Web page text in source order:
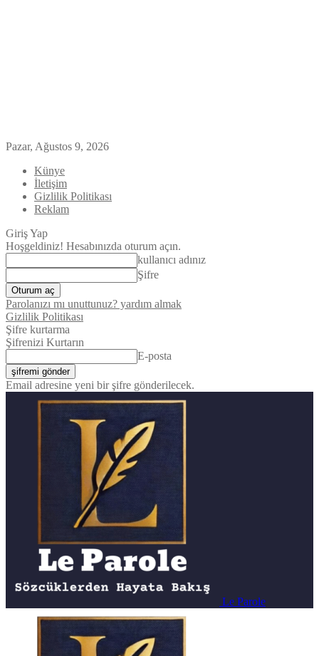
Pazar, Ağustos 9, 2026
Künye
İletişim
Gizlilik Politikası
Reklam
Giriş Yap
Hoşgeldiniz! Hesabınızda oturum açın.
kullanıcı adınız
Şifre
Parolanızı mı unuttunuz? yardım almak
Gizlilik Politikası
Şifre kurtarma
Şifrenizi Kurtarın
E-posta
Email adresine yeni bir şifre gönderilecek.
Le Parole